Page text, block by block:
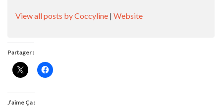
View all posts by Coccyline | Website
Partager :
J’aime Ça :